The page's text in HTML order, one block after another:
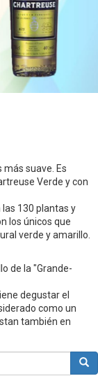
más suave. Es
Verde y con
130 plantas y
los únicos que
verde y amarillo.
de la "Grande-
degustar el
como un
también en